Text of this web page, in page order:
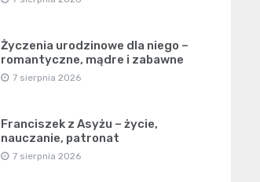
Życzenia urodzinowe dla niego –
romantyczne, mądre i zabawne
7 sierpnia 2026
Franciszek z Asyżu – życie,
nauczanie, patronat
7 sierpnia 2026